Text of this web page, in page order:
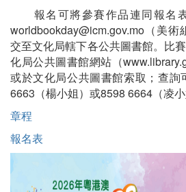
報名可將參賽作品連同報名
worldbookday@icm.gov.mo（美
交至文化局轄下各公共圖書館。比
化局公共圖書館網站（
或於文化局公共圖書館索取；查詢
6663（楊小姐）或8598 6664（凌小
章程
報名表